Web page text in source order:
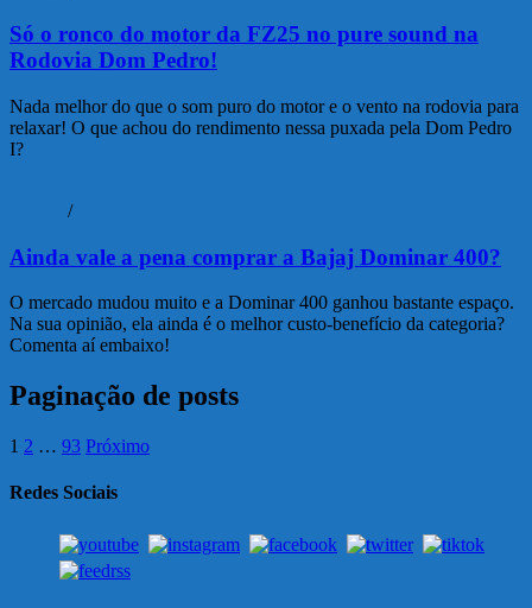
Só o ronco do motor da FZ25 no pure sound na
Rodovia Dom Pedro!
Nada melhor do que o som puro do motor e o vento na rodovia para
relaxar! O que achou do rendimento nessa puxada pela Dom Pedro
I?
/
Ainda vale a pena comprar a Bajaj Dominar 400?
O mercado mudou muito e a Dominar 400 ganhou bastante espaço.
Na sua opinião, ela ainda é o melhor custo-benefício da categoria?
Comenta aí embaixo!
Paginação de posts
1 2 … 93 Próximo
Redes Sociais